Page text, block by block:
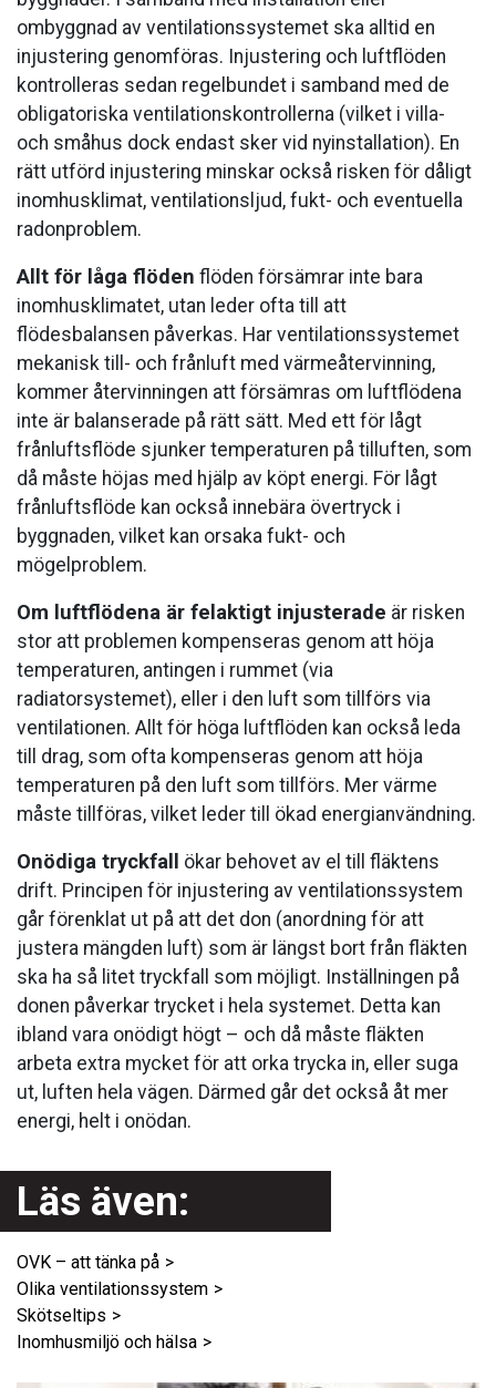
ombyggnad av ventilationssystemet ska alltid en
injustering genomföras. Injustering och luftflöden
kontrolleras sedan regelbundet i samband med de
obligatoriska ventilationskontrollerna (vilket i villa-
och småhus dock endast sker vid nyinstallation). En
rätt utförd injustering minskar också risken för dåligt
inomhusklimat, ventilationsljud, fukt- och eventuella
radonproblem.
Allt för låga flöden flöden försämrar inte bara
inomhusklimatet, utan leder ofta till att
flödesbalansen påverkas. Har ventilationssystemet
mekanisk till- och frånluft med värmeåtervinning,
kommer återvinningen att försämras om luftflödena
inte är balanserade på rätt sätt. Med ett för lågt
frånluftsflöde sjunker temperaturen på tilluften, som
då måste höjas med hjälp av köpt energi. För lågt
frånluftsflöde kan också innebära övertryck i
byggnaden, vilket kan orsaka fukt- och
mögelproblem.
Om luftflödena är felaktigt injusterade är risken
stor att problemen kompenseras genom att höja
temperaturen, antingen i rummet (via
radiatorsystemet), eller i den luft som tillförs via
ventilationen. Allt för höga luftflöden kan också leda
till drag, som ofta kompenseras genom att höja
temperaturen på den luft som tillförs. Mer värme
måste tillföras, vilket leder till ökad energianvändning.
Onödiga tryckfall
ökar behovet av el till fläktens
drift. Principen för injustering av ventilationssystem
går förenklat ut på att det don (anordning för att
justera mängden luft) som är längst bort från fläkten
ska ha så litet tryckfall som möjligt. Inställningen på
donen påverkar trycket i hela systemet. Detta kan
ibland vara onödigt högt – och då måste fläkten
arbeta extra mycket för att orka trycka in, eller suga
ut, luften hela vägen. Därmed går det också åt mer
energi, helt i onödan.
Läs även:
OVK – att tänka på
Olika ventilationssystem
Skötseltips
Inomhusmiljö och hälsa